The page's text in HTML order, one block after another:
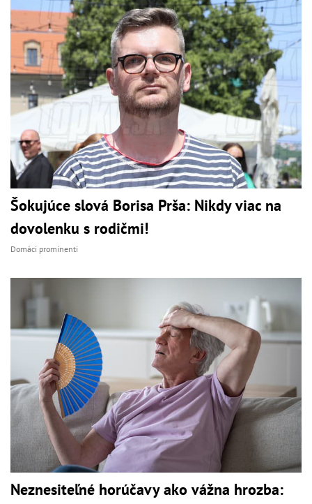
Šokujúce slová Borisa Prša: Nikdy viac na
dovolenku s rodičmi!
Domáci prominenti
Neznesiteľné horúčavy ako vážna hrozba: